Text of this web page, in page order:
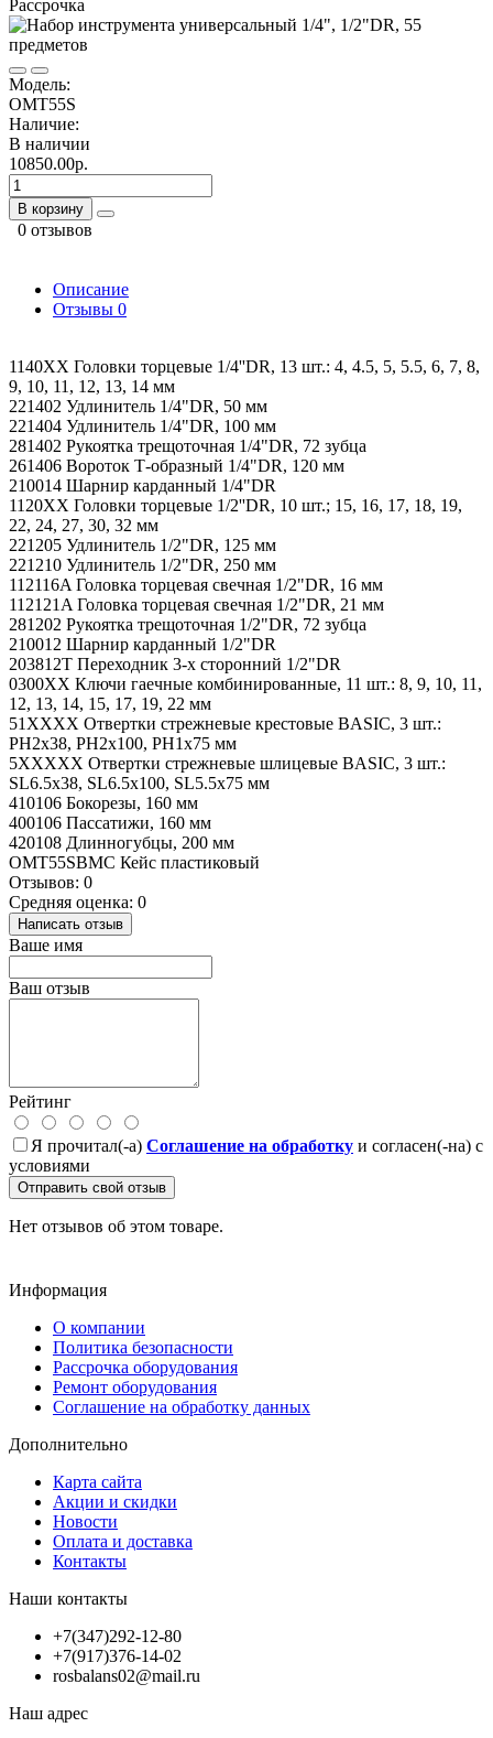
Рассрочка
Модель:
OMT55S
Наличие:
В наличии
10850.00р.
В корзину
0 отзывов
Описание
Отзывы 0
1140XX Головки торцевые 1/4''DR, 13 шт.: 4, 4.5, 5, 5.5, 6, 7, 8,
9, 10, 11, 12, 13, 14 мм
221402 Удлинитель 1/4"DR, 50 мм
221404 Удлинитель 1/4"DR, 100 мм
281402 Рукоятка трещоточная 1/4"DR, 72 зубца
261406 Вороток Т-образный 1/4"DR, 120 мм
210014 Шарнир карданный 1/4"DR
1120XX Головки торцевые 1/2''DR, 10 шт.; 15, 16, 17, 18, 19,
22, 24, 27, 30, 32 мм
221205 Удлинитель 1/2"DR, 125 мм
221210 Удлинитель 1/2"DR, 250 мм
112116A Головка торцевая свечная 1/2"DR, 16 мм
112121A Головка торцевая свечная 1/2"DR, 21 мм
281202 Рукоятка трещоточная 1/2"DR, 72 зубца
210012 Шарнир карданный 1/2"DR
203812T Переходник 3-х сторонний 1/2"DR
0300XX Ключи гаечные комбинированные, 11 шт.: 8, 9, 10, 11,
12, 13, 14, 15, 17, 19, 22 мм
51XXXX Отвертки стрежневые крестовые BASIC, 3 шт.:
PH2x38, PH2x100, PH1x75 мм
5XXXXX Отвертки стрежневые шлицевые BASIC, 3 шт.:
SL6.5x38, SL6.5x100, SL5.5x75 мм
410106 Бокорезы, 160 мм
400106 Пассатижи, 160 мм
420108 Длинногубцы, 200 мм
OMT55SBMC Кейс пластиковый
Отзывов: 0
Средняя оценка: 0
Написать отзыв
Ваше имя
Ваш отзыв
Рейтинг
Я прочитал(-а) Соглашение на обработку и согласен(-на) с
условиями
Отправить свой отзыв
Нет отзывов об этом товаре.
Информация
О компании
Политика безопасности
Рассрочка оборудования
Ремонт оборудования
Соглашение на обработку данных
Дополнительно
Карта сайта
Акции и скидки
Новости
Оплата и доставка
Контакты
Наши контакты
+7(347)292-12-80
+7(917)376-14-02
rosbalans02@mail.ru
Наш адрес